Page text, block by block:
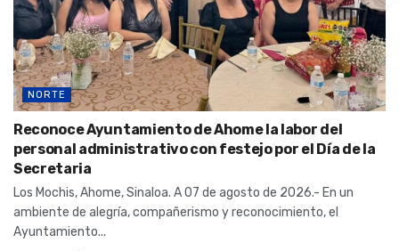
NORTE
Reconoce Ayuntamiento de Ahome la labor del
personal administrativo con festejo por el Día de la
Secretaria
Los Mochis, Ahome, Sinaloa. A 07 de agosto de 2026.- En un
ambiente de alegría, compañerismo y reconocimiento, el
Ayuntamiento...